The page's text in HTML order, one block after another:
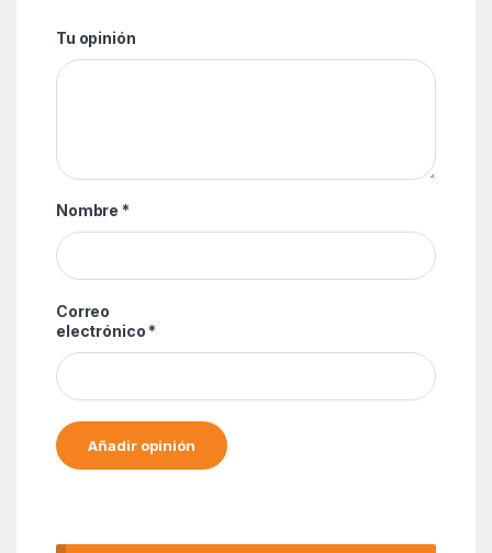
Tu opinión
Nombre *
Correo
electrónico *